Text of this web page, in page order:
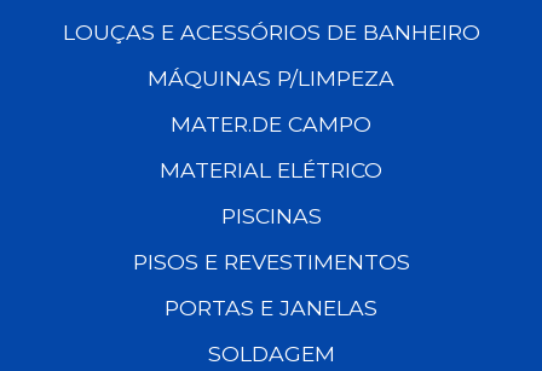
LOUÇAS E ACESSÓRIOS DE BANHEIRO
MÁQUINAS P/LIMPEZA
MATER.DE CAMPO
MATERIAL ELÉTRICO
PISCINAS
PISOS E REVESTIMENTOS
PORTAS E JANELAS
SOLDAGEM